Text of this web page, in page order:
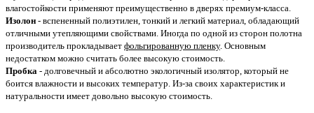
влагостойкости применяют преимущественно в дверях премиум-класса.
Изолон - вспененный полиэтилен, тонкий и легкий материал, обладающий
отличными утепляющими свойствами. Иногда по одной из сторон полотна
производитель прокладывает фольгированную пленку. Основным
недостатком можно считать более высокую стоимость.
Пробка - долговечный и абсолютно экологичный изолятор, который не
боится влажности и высоких температур. Из-за своих характеристик и
натуральности имеет довольно высокую стоимость.